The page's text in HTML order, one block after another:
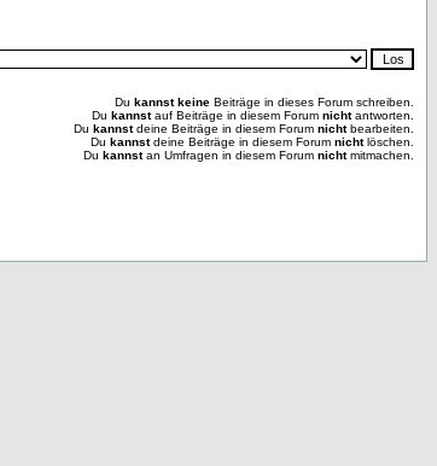
Du kannst keine Beiträge in dieses Forum schreiben.
Du kannstauf Beiträge in diesem Forum nichtantworten.
Du kannstdeine Beiträge in diesem Forum nichtbearbeiten.
Du kannstdeine Beiträge in diesem Forum nichtlöschen.
Du kannstan Umfragen in diesem Forum nichtmitmachen.